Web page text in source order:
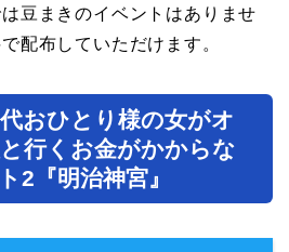
豆まきのイベントはありませ
配布していただけます。
おひとり様の女がオ
行くお金がかからな
2『明治神宮』